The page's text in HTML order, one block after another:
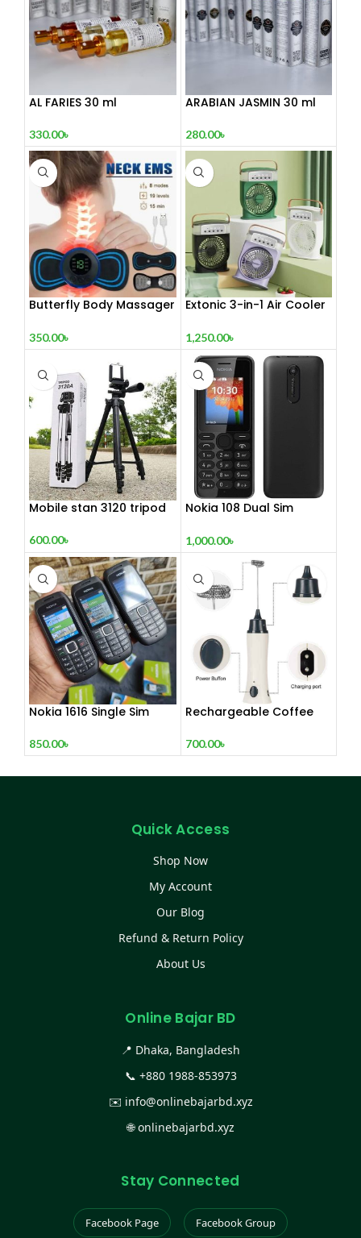
AL FARIES 30 ml
330.00৳
ARABIAN JASMIN 30 ml
280.00৳
Butterfly Body Massager
রিল্যাক্সেশন! 🦋
350.00৳
Extonic 3-in-1 Air Cooler
1,250.00৳
Mobile stan 3120 tripod
600.00৳
Nokia 108 Dual Sim
1,000.00৳
Nokia 1616 Single Sim
850.00৳
Rechargeable Coffee
Foamer.
700.00৳
Quick Access
Shop Now
My Account
Our Blog
Refund & Return Policy
About Us
Online Bajar BD
📍 Dhaka, Bangladesh
📞 +880 1988-853973
✉️ info@onlinebajarbd.xyz
🌐onlinebajarbd.xyz
Stay Connected
Facebook Page Facebook Group